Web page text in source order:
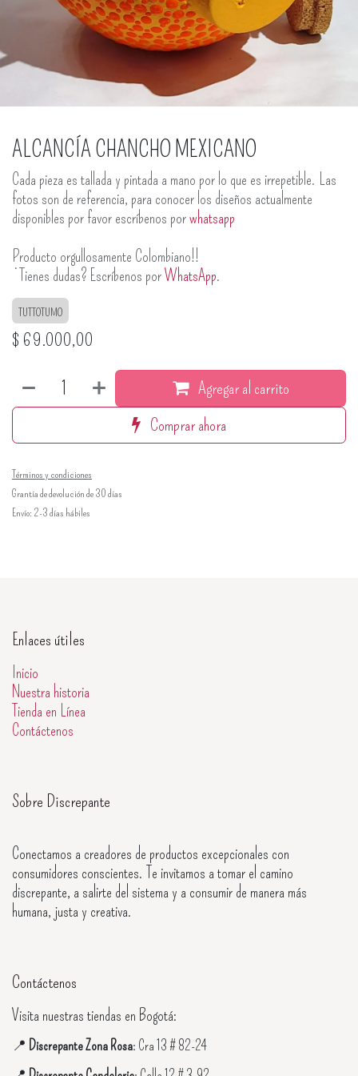
ALCANCÍA CHANCHO MEXICANO
Cada pieza es tallada y pintada a mano por lo que es irrepetible. Las
fotos son de referencia, para conocer los diseños actualmente
disponibles por favor escríbenos porwhatsapp
Producto orgullosamente Colombiano!!
¿Tienes dudas? Escríbenos porWhatsApp.
TUTTOTUMO
$ 69.000,00
Agregar al carrito
Comprar ahora
Términos y condiciones
Grantía de devolución de 30 días
Envío: 2-3 días hábiles
Enlaces útiles
Inicio
Nuestra historia
Tienda en Línea
Contáctenos
Sobre Discrepante
Conectamos a creadores de productos excepcionales con
consumidores conscientes. Te invitamos a tomar el camino
discrepante, a salirte del sistema y a consumir de manera más
humana, justa y creativa.
Contáctenos
Visita nuestras tiendas en Bogotá:
📍 Discrepante Zona Rosa: Cra 13 # 82-24